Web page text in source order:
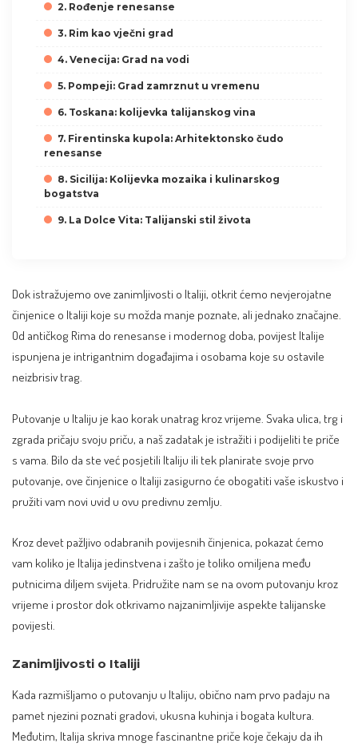
2. Rođenje renesanse
3. Rim kao vječni grad
4. Venecija: Grad na vodi
5. Pompeji: Grad zamrznut u vremenu
6. Toskana: kolijevka talijanskog vina
7. Firentinska kupola: Arhitektonsko čudo
renesanse
8. Sicilija: Kolijevka mozaika i kulinarskog
bogatstva
9. La Dolce Vita: Talijanski stil života
Dok istražujemo ove zanimljivosti o Italiji, otkrit ćemo nevjerojatne
činjenice o Italiji koje su možda manje poznate, ali jednako značajne.
Od antičkog Rima do renesanse i modernog doba, povijest Italije
ispunjena je intrigantnim događajima i osobama koje su ostavile
neizbrisiv trag.
Putovanje u Italiju je kao korak unatrag kroz vrijeme. Svaka ulica, trg i
zgrada pričaju svoju priču, a naš zadatak je istražiti i podijeliti te priče
s vama. Bilo da ste već posjetili Italiju ili tek planirate svoje prvo
putovanje, ove činjenice o Italiji zasigurno će obogatiti vaše iskustvo i
pružiti vam novi uvid u ovu predivnu zemlju.
Kroz devet pažljivo odabranih povijesnih činjenica, pokazat ćemo
vam koliko je Italija jedinstvena i zašto je toliko omiljena među
putnicima diljem svijeta. Pridružite nam se na ovom putovanju kroz
vrijeme i prostor dok otkrivamo najzanimljivije aspekte talijanske
povijesti.
Zanimljivosti o Italiji
Kada razmišljamo o putovanju u Italiju, obično nam prvo padaju na
pamet njezini poznati gradovi, ukusna kuhinja i bogata kultura.
Međutim, Italija skriva mnoge fascinantne priče koje čekaju da ih